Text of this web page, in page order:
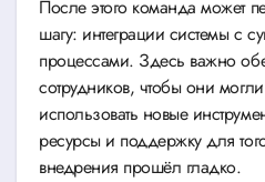
После этого команда может
шагу: интеграции системы с
процессами. Здесь важно
сотрудников, чтобы они
использовать новые
ресурсы и поддержку для
внедрения прошёл гладко.